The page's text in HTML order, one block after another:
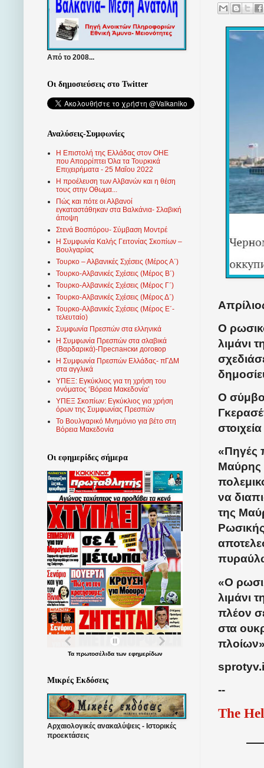
Ο
λιμάνι
Ο
«Πηγές
Μαύρης
να
της
«Ο
λιμάνι
πλέον
στα
--
The
Από το 2008...
Οι δημοσιεύσεις στο Twitter
Αναλύσεις-Συμφωνίες
Η Επιστολή της Ελλάδας στον ΟΗΕ
που Απορρίπτει Όλα τα Τουρκικά
Επιχειρήματα - 25 Μαΐου 2022
Η προέλευση των Αλβανών και η θέση
τους στην Οθωμα...
Πώς και πότε οι Αλβανοί
εγκαταστάθηκαν στα Βαλκάνια- Σλαβική
άποψη
Στενά Βοσπόρου- Σύμβαση Μοντρέ
Η Συμφωνία Καλής Γειτονίας Σκοπίων –
Βουλγαρίας
Τουρκο – Αλβανικές Σχέσεις (Mέρος Α΄)
Τουρκο-Αλβανικές Σχέσεις (Μέρος Β΄)
Τουρκο-Αλβανικές Σχέσεις (Μέρος Γ΄)
Τουρκο-Αλβανικές Σχέσεις (Μέρος Δ΄)
Τουρκο-Αλβανικές Σχέσεις (Μέρος Ε΄-
τελευταίο)
Συμφωνία Πρεσπών στα ελληνικά
Η Συμφωνία Πρεσπών στα σλαβικά
(Βαρδαρικά)-Преспански договор
Η Συμφωνία Πρεσπών Ελλάδας- πΓΔΜ
στα αγγλικά
ΥΠΕΞ: Εγκύκλιος για τη χρήση του
ονόματος ‘Βόρεια Μακεδονία’
ΥΠΕΞ Σκοπίων: Εγκύκλιος για χρήση
όρων της Συμφωνίας Πρεσπών
Το Βουλγαρικό Μνημόνιο για βέτο στη
Βόρεια Μακεδονία
Οι εφημερίδες σήμερα
Τα πρωτοσέλιδατων εφημερίδων
Μικρές Εκδόσεις
Αρχαιολογικές ανακαλύψεις - Ιστορικές
προεκτάσεις